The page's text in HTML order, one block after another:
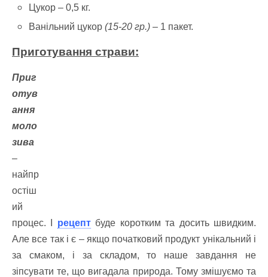
Цукор – 0,5 кг.
Ванільний цукор(15-20 гр.) – 1 пакет.
Приготування страви:
Приг
отув
ання
моло
зива
–
найпр
остіш
ий
процес. І рецептбуде коротким та досить швидким.
Але все так і є – якщо початковий продукт унікальний і
за смаком, і за складом, то наше завдання не
зіпсувати те, що вигадала природа. Тому змішуємо та